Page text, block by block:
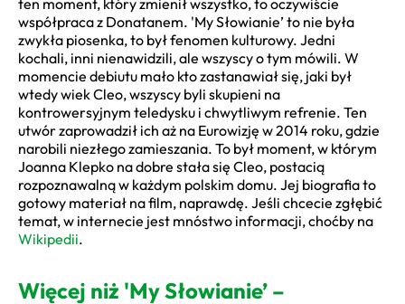
współpraca z Donatanem. 'My Słowianie’ to nie była
zwykła piosenka, to był fenomen kulturowy. Jedni
kochali, inni nienawidzili, ale wszyscy o tym mówili. W
momencie debiutu mało kto zastanawiał się, jaki był
wtedy wiek Cleo, wszyscy byli skupieni na
kontrowersyjnym teledysku i chwytliwym refrenie. Ten
utwór zaprowadził ich aż na Eurowizję w 2014 roku, gdzie
narobili niezłego zamieszania. To był moment, w którym
Joanna Klepko na dobre stała się Cleo, postacią
rozpoznawalną w każdym polskim domu. Jej biografia to
gotowy materiał na film, naprawdę. Jeśli chcecie zgłębić
temat, w internecie jest mnóstwo informacji, choćby na
Wikipedii.
Więcej niż 'My Słowianie’ –